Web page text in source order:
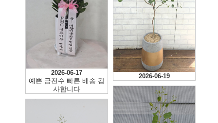
2026-06-22
2026-06-19
2026-06-17
예쁜 금전수 빠른 배송 감
사합니다